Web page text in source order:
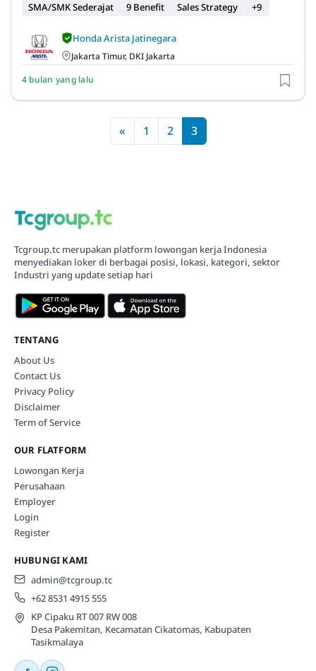
SMA/SMK Sederajat
9 Benefit Sales Strategy +9
Honda Arista Jatinegara
Jakarta Timur, DKI Jakarta
4 bulan yang lalu
« 1 2 3
Tcgroup.tc merupakan platform lowongan kerja Indonesia
menyediakan loker di berbagai posisi, lokasi, kategori, sektor
Industri yang update setiap hari
TENTANG
About Us
Contact Us
Privacy Policy
Disclaimer
Term of Service
OUR FLATFORM
Lowongan Kerja
Perusahaan
Employer
Login
Register
HUBUNGI KAMI
admin@tcgroup.tc
+62 8531 4915 555
KP Cipaku RT 007 RW 008
Desa Pakemitan, Kecamatan Cikatomas, Kabupaten
Tasikmalaya